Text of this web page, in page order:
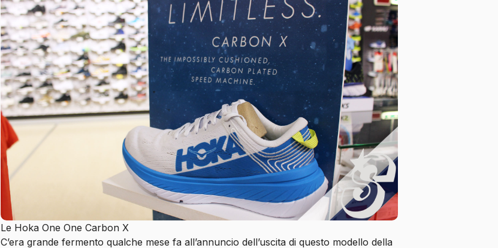
Le Hoka One One Carbon X
C’era grande fermento qualche mese fa all’annuncio dell’uscita di questo modello della